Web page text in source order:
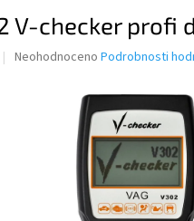
V-checker profi
Průměrné
Neohodnoceno Podrobnosti